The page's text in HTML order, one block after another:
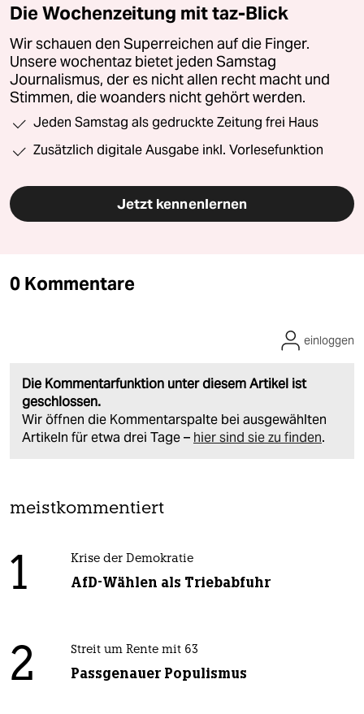
Die Wochenzeitung mit taz-Blick
Wir schauen den Superreichen auf die Finger.
Unsere wochentaz bietet jeden Samstag
Journalismus, der es nicht allen recht macht und
Stimmen, die woanders nicht gehört werden.
Jeden Samstag als gedruckte Zeitung frei Haus
Zusätzlich digitale Ausgabe inkl. Vorlesefunktion
Jetzt kennenlernen
0 Kommentare
Die Kommentarfunktion unter diesem Artikel ist
geschlossen.
Wir öffnen die Kommentarspalte bei ausgewählten
Artikeln für etwa drei Tage – hier sind sie zu finden.
einloggen
meistkommentiert
1 Krise der Demokratie
AfD-Wählen als Triebabfuhr
2 Streit um Rente mit 63
Passgenauer Populismus